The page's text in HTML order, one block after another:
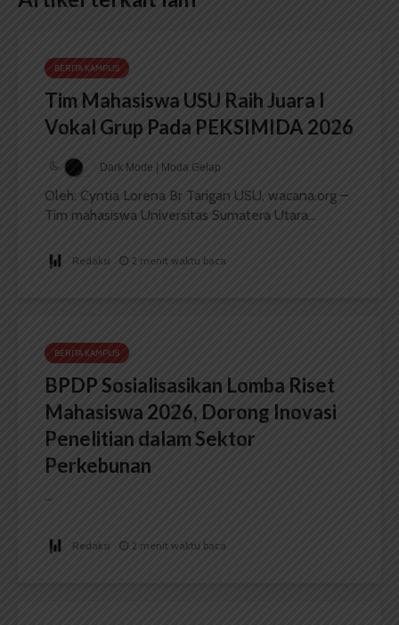
BERITA KAMPUS
Tim Mahasiswa USU Raih Juara I
Vokal Grup Pada PEKSIMIDA 2026
Dark Mode | Moda Gelap
Oleh: Cyntia Lorena Br Tarigan USU, wacana.org –
Tim mahasiswa Universitas Sumatera Utara...
Redaksi 2 menit waktu baca
BERITA KAMPUS
BPDP Sosialisasikan Lomba Riset
Mahasiswa 2026, Dorong Inovasi
Penelitian dalam Sektor
Perkebunan
...
Redaksi 2 menit waktu baca